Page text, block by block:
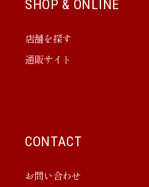
SHOP & ONLINE
店舗を探す
通販サイト
CONTACT
お問い合わせ